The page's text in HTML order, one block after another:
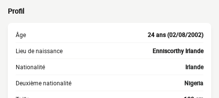
Profil
Âge 24 ans (02/08/2002)
Lieu de naissance Enniscorthy Irlande
Nationalité Irlande
Deuxième nationalité Nigeria